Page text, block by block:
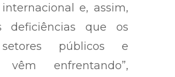
e, assim,
deficiências que os
públicos e
vêm enfrentando”,